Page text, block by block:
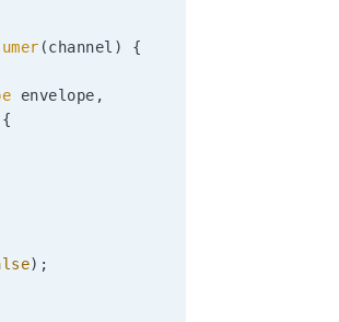
(channel )
{
envelope ,
{
) ;